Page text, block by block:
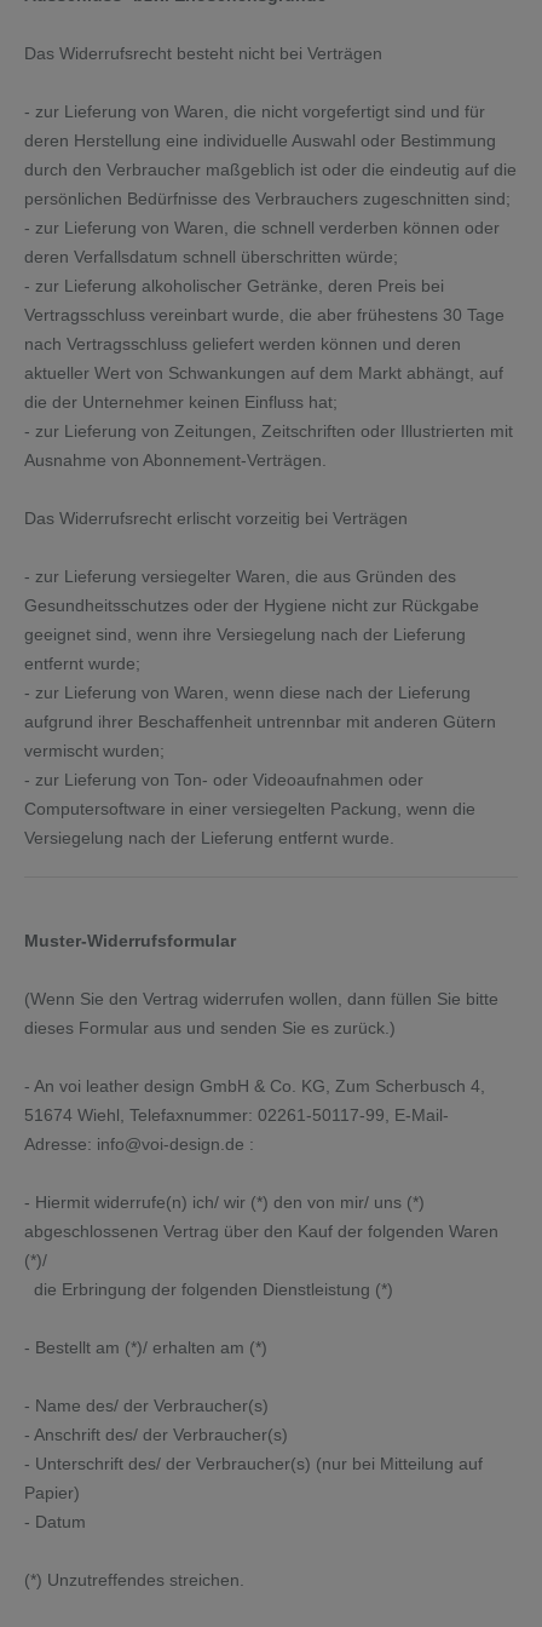
Das Widerrufsrecht besteht nicht bei Verträgen
- zur Lieferung von Waren, die nicht vorgefertigt sind und für
deren Herstellung eine individuelle Auswahl oder Bestimmung
durch den Verbraucher maßgeblich ist oder die eindeutig auf die
persönlichen Bedürfnisse des Verbrauchers zugeschnitten sind;
- zur Lieferung von Waren, die schnell verderben können oder
deren Verfallsdatum schnell überschritten würde;
- zur Lieferung alkoholischer Getränke, deren Preis bei
Vertragsschluss vereinbart wurde, die aber frühestens 30 Tage
nach Vertragsschluss geliefert werden können und deren
aktueller Wert von Schwankungen auf dem Markt abhängt, auf
die der Unternehmer keinen Einfluss hat;
- zur Lieferung von Zeitungen, Zeitschriften oder Illustrierten mit
Ausnahme von Abonnement-Verträgen.
Das Widerrufsrecht erlischt vorzeitig bei Verträgen
- zur Lieferung versiegelter Waren, die aus Gründen des
Gesundheitsschutzes oder der Hygiene nicht zur Rückgabe
geeignet sind, wenn ihre Versiegelung nach der Lieferung
entfernt wurde;
- zur Lieferung von Waren, wenn diese nach der Lieferung
aufgrund ihrer Beschaffenheit untrennbar mit anderen Gütern
vermischt wurden;
- zur Lieferung von Ton- oder Videoaufnahmen oder
Computersoftware in einer versiegelten Packung, wenn die
Versiegelung nach der Lieferung entfernt wurde.
Muster-Widerrufsformular
(Wenn Sie den Vertrag widerrufen wollen, dann füllen Sie bitte
dieses Formular aus und senden Sie es zurück.)
- An voi leather design GmbH & Co. KG, Zum Scherbusch 4,
51674 Wiehl Telefaxnummer: 02261-50117-99,
E-Mail-
Adresse: info@voi-design.de :
- Hiermit widerrufe(n) ich/ wir (*) den von mir/ uns (*)
abgeschlossenen Vertrag über den Kauf der folgenden Waren
(*)/
die Erbringung der folgenden Dienstleistung (*)
- Bestellt am (*)/ erhalten am (*)
- Name des/ der Verbraucher(s)
- Anschrift des/ der Verbraucher(s)
- Unterschrift des/ der Verbraucher(s) (nur bei Mitteilung auf
Papier)
- Datum
(*) Unzutreffendes streichen.